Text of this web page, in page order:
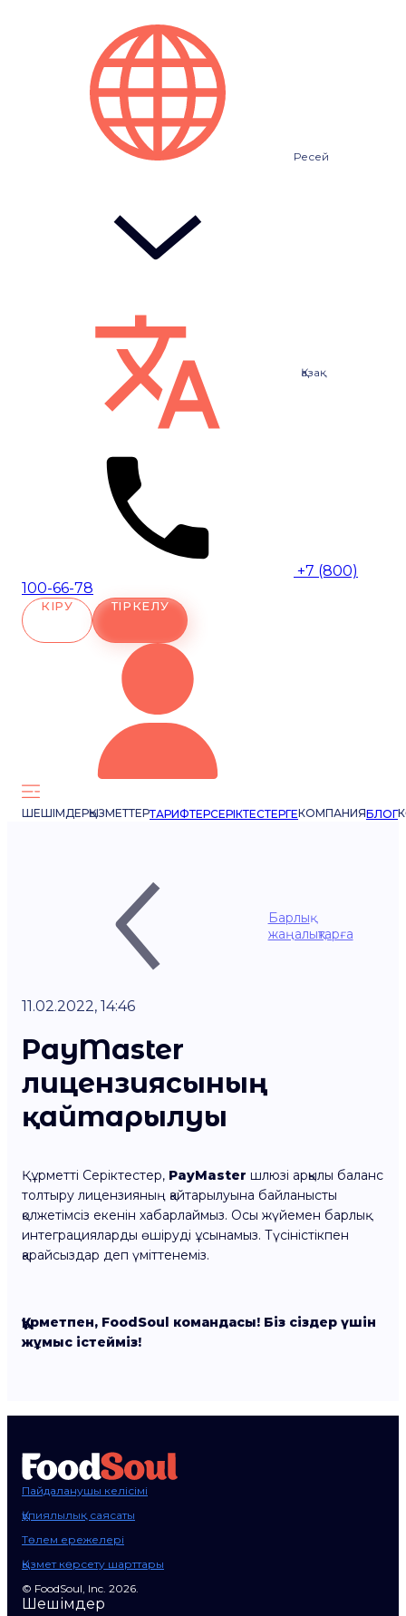
Ресей
Қазақ
+7 (800)
100-66-78
КІРУ ТІРКЕЛУ
ШЕШІМДЕРҚЫЗМЕТТЕРТАРИФТЕРСЕРІКТЕСТЕРГЕКОМПАНИЯБЛОГ
Барлық
жаңалықтарға
11.02.2022, 14:46
PayMaster
лицензиясының
қайтарылуы
Құрметті Серіктестер, PayMaster шлюзі арқылы баланс
толтыру лицензияның қайтарылуына байланысты
қолжетімсіз екенін хабарлаймыз. Осы жүйемен барлық
интеграцияларды өшіруді ұсынамыз. Түсіністікпен
қарайсыздар деп үміттенеміз.
Құрметпен, FoodSoul командасы! Біз сіздер үшін
жұмыс істейміз!
Пайдаланушы келісімі
Құпиялылық саясаты
Төлем ережелері
Қызмет көрсету шарттары
© FoodSoul, Inc. 2026.
Шешімдер